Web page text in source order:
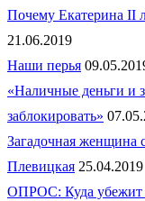
Почему Екатерина II
21.06.2019
Наши перья
«Наличные деньги и
заблокировать»
Загадочная женщина
Плевицкая 25.04.2019
ОПРОС: Куда убежит